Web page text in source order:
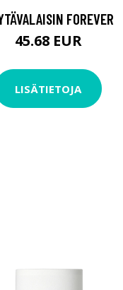
FOREVER
45.68 EUR
LISÄTIETOJA